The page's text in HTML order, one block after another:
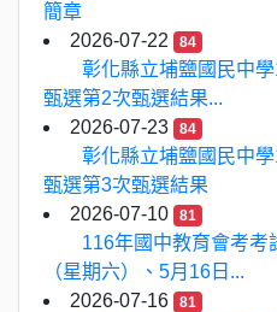
簡章
2026-07-22
84
彰化縣立埔鹽國民中
甄選第2次甄選結果...
2026-07-23
84
彰化縣立埔鹽國民中
甄選第3次甄選結果
2026-07-10
81
116年國中教育會考考
（星期六）、5月16日...
2026-07-16
81